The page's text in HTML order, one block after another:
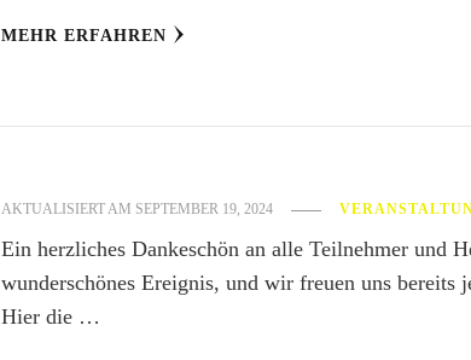
MEHR ERFAHREN
AKTUALISIERT AM SEPTEMBER 19, 2024
Ein herzliches Dankeschön an alle Teilnehmer und
wunderschönes Ereignis, und wir freuen uns bereits
Hier die …